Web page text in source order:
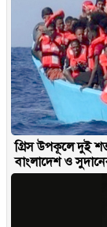
গ্রিস উপকূলে দুই
বাংলাদেশ ও